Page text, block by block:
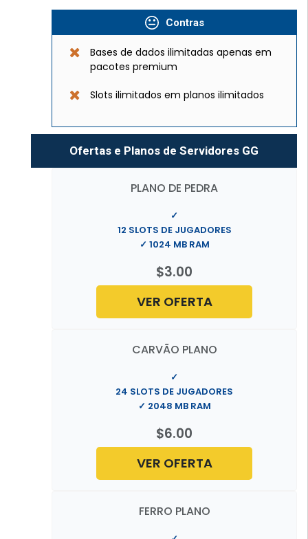
Contras
Bases de dados ilimitadas apenas em
pacotes premium
Slots ilimitados em planos ilimitados
Ofertas e Planos de Servidores GG
PLANO DE PEDRA
$3.00
✓
12 SLOTS DE JUGADORES
✓ 1024 MB RAM
VER OFERTA
CARVÃO PLANO
$6.00
✓
24 SLOTS DE JUGADORES
✓ 2048 MB RAM
VER OFERTA
FERRO PLANO